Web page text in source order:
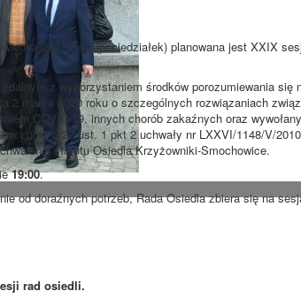
2021 roku (poniedziałek) planowana jest XXIX
z wykorzystaniem środków porozumiewania się
2 marca 2020 roku o szczególnych rozwiązaniach
COVID-19, innych chorób zakaźnych oraz
oraz § 27 ust. 1 pkt 2 uchwały nr LXXVI/1148/V/
statutu Osiedla Krzyżowniki-Smochowice.
19:00.
od doraźnych potrzeb, Rada Osiedla zbiera się na
rad osiedli.